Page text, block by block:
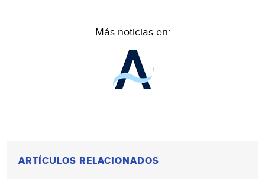
Más noticias en:
ARTÍCULOS RELACIONADOS